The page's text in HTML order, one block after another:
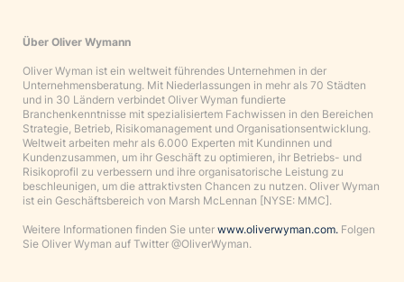
Über Oliver Wymann
Oliver Wyman ist ein weltweit führendes Unternehmen in der
Unternehmensberatung. Mit Niederlassungen in mehr als 70 Städten
und in 30 Ländern verbindet Oliver Wyman fundierte
Branchenkenntnisse mit spezialisiertem Fachwissen in den Bereichen
Strategie, Betrieb, Risikomanagement und Organisationsentwicklung.
Weltweit arbeiten mehr als 6.000 Experten mit Kundinnen und
Kundenzusammen, um ihr Geschäft zu optimieren, ihr Betriebs- und
Risikoprofil zu verbessern und ihre organisatorische Leistung zu
beschleunigen, um die attraktivsten Chancen zu nutzen. Oliver Wyman
ist ein Geschäftsbereich von Marsh McLennan [NYSE: MMC].
Weitere Informationen finden Sie unter www.oliverwyman.com. Folgen
Sie Oliver Wyman auf Twitter @OliverWyman.